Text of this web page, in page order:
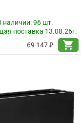
наличии:96 шт.
поставка 13.08.26г.
69 147 ₽
shopping_cart